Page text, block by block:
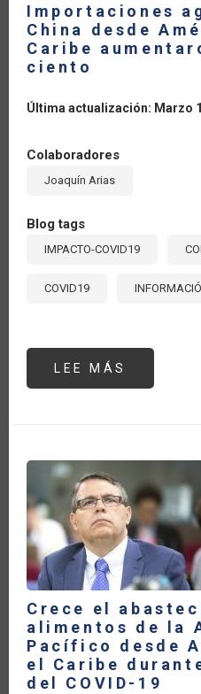
Importaciones
China desde
Caribe
ciento
Última actualización: Marzo
Colaboradores
Joaquín Arias
Blog tags
IMPACTO-COVID19
COVID19
LEE MÁS
CARIBE
24.8
POR
CIENTO
Crece el
alimentos de la
Pacífico desde
el Caribe
del COVID-19